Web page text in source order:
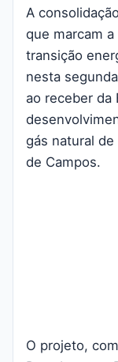
A
que marcam
transição
nesta
ao receber da
gás natural
de Campos.
O projeto,